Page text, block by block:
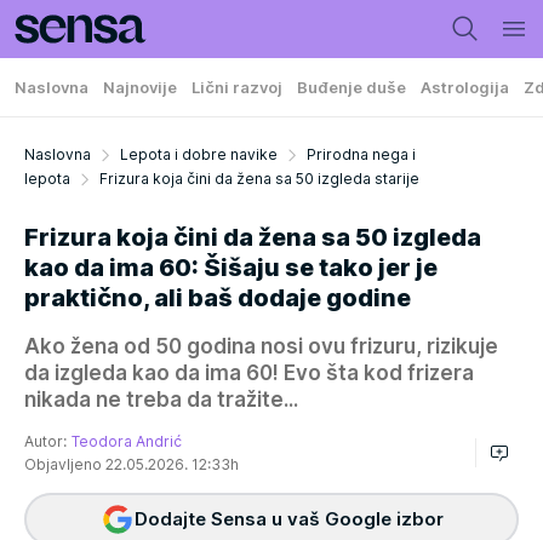
Naslovna Najnovije Lični razvoj Buđenje duše Astrologija
Naslovna Lepota i dobre navike
Prirodna nega i
lepota
Frizura koja čini da žena sa 50 izgleda starije
Frizura koja čini da žena sa 50 izgleda
kao da ima 60: Šišaju se tako jer je
praktično, ali baš dodaje godine
Ako žena od 50 godina nosi ovu frizuru, rizikuje
da izgleda kao da ima 60! Evo šta kod frizera
nikada ne treba da tražite...
Autor: Teodora Andrić
Objavljeno 22.05.2026. 12:33h
Dodajte Sensa u vaš Google izbor